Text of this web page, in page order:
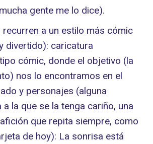
gente me lo dice).
recurren a un estilo más cómic
divertido): caricatura
cómic, donde el objetivo (la
nos lo encontramos en el
y personajes (alguna
a la que se la tenga cariño, una
que repita siempre, como
de hoy): La sonrisa está